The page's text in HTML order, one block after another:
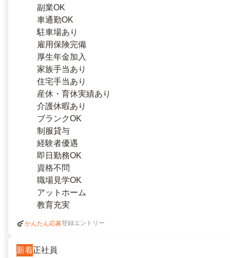
副業OK
車通勤OK
駐車場あり
雇用保険完備
厚生年金加入
家族手当あり
住宅手当あり
産休・育休実績あり
介護休暇あり
ブランクOK
制服貸与
経験者優遇
即日勤務OK
資格不問
職場見学OK
アットホーム
教育充実
かんたん応募登録エントリー
新着正社員